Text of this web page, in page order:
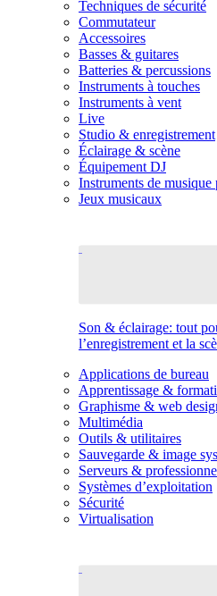
Techniques de sécurité
Commutateur
Accessoires
Basses & guitares
Batteries & percussions
Instruments à touches
Instruments à vent
Live
Studio & enregistrement
Éclairage & scène
Équipement DJ
Instruments de musique
Jeux musicaux
Son & éclairage: tout
l’enregistrement et la
Applications de bureau
Apprentissage &
Graphisme & web
Multimédia
Outils & utilitaires
Sauvegarde & image
Serveurs &
Systèmes d’exploitation
Sécurité
Virtualisation